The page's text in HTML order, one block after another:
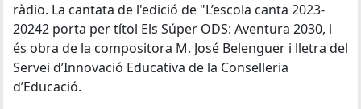
ràdio. La cantata de l'edició de "L’escola canta 2023-
20242 porta per títol Els Súper ODS: Aventura 2030, i
és obra de la compositora M. José Belenguer i lletra del
Servei d’Innovació Educativa de la Conselleria
d’Educació.